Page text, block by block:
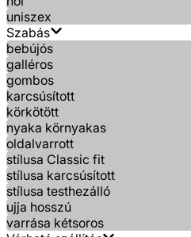
uniszex
Szabás
bebújós
galléros
gombos
karcsúsított
körkötött
nyaka környakas
oldalvarrott
stílusa Classic fit
stílusa karcsúsított
stílusa testhezálló
ujja hosszú
varrása kétsoros